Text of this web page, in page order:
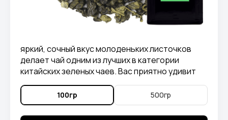
яркий, сочный вкус молоденьких листочков
делает чай одним из лучших в категории
китайских зеленых чаев. Вас приятно удивит
аромат скошенной травы и цветочной пыльцы,
а также интересное послевкусие.
100гр 500гр